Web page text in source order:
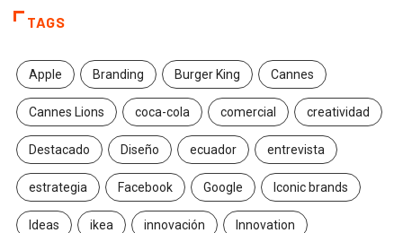
TAGS
Apple Branding Burger King Cannes
Cannes Lions coca-cola comercial creatividad
Destacado Diseño ecuador entrevista
estrategia Facebook Google Iconic brands
Ideas ikea innovación Innovation